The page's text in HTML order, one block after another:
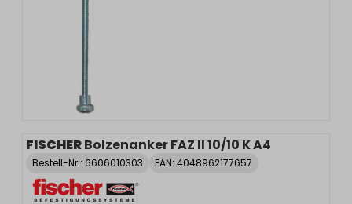
FISCHERBolzenanker FAZ II 10/10 K A4
Bestell-Nr.: 6606010303 EAN: 4048962177657